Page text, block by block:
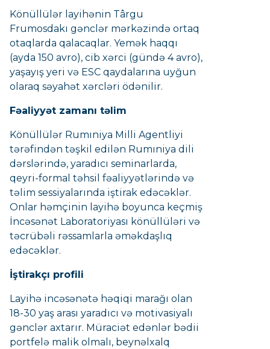
Könüllülər layihənin Târgu
Frumosdakı gənclər mərkəzində ortaq
otaqlarda qalacaqlar. Yemək haqqı
(ayda 150 avro), cib xərci (gündə 4 avro),
yaşayış yeri və ESC qaydalarına uyğun
olaraq səyahət xərcləri ödənilir.
Fəaliyyət zamanı təlim
Könüllülər Rumıniya Milli Agentliyi
tərəfindən təşkil edilən Rumıniya dili
dərslərində, yaradıcı seminarlarda,
qeyri-formal təhsil fəaliyyətlərində və
təlim sessiyalarında iştirak edəcəklər.
Onlar həmçinin layihə boyunca keçmiş
İncəsənət Laboratoriyası könüllüləri və
təcrübəli rəssamlarla əməkdaşlıq
edəcəklər.
İştirakçı profili
Layihə incəsənətə həqiqi marağı olan
18-30 yaş arası yaradıcı və motivasiyalı
gənclər axtarır. Müraciət edənlər bədii
portfelə malik olmalı, beynəlxalq